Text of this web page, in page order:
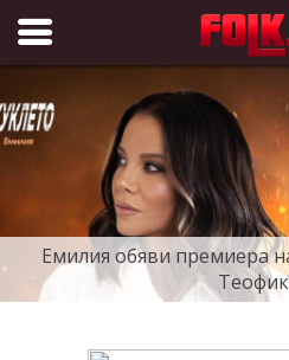
Folk.bg
Емилия обяви премиера